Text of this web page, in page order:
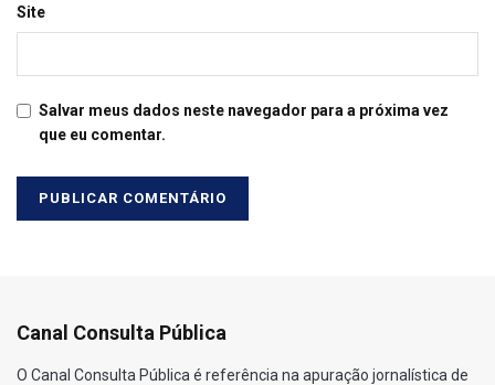
Site
Salvar meus dados neste navegador para a próxima vez
que eu comentar.
Canal Consulta Pública
O Canal Consulta Pública é referência na apuração jornalística de